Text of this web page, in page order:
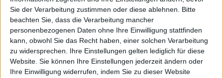
Sie der Verarbeitung zustimmen oder diese ablehnen.
Bitte
beachten Sie, dass die Verarbeitung mancher
personenbezogenen Daten ohne Ihre Einwilligung stattfinden
kann, obwohl Sie das Recht haben, einer solchen Verarbeitung
zu widersprechen. Ihre Einstellungen gelten lediglich für diese
Website. Sie können Ihre Einstellungen jederzeit ändern oder
Ihre Einwilligung widerrufen, indem Sie zu dieser Website